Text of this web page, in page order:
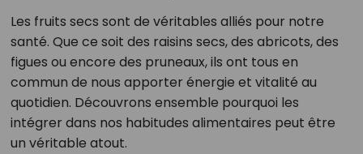
Les fruits secs sont de véritables alliés pour notre
santé. Que ce soit des raisins secs, des abricots, des
figues ou encore des pruneaux, ils ont tous en
commun de nous apporter énergie et vitalité au
quotidien. Découvrons ensemble pourquoi les
intégrer dans nos habitudes alimentaires peut être
un véritable atout.